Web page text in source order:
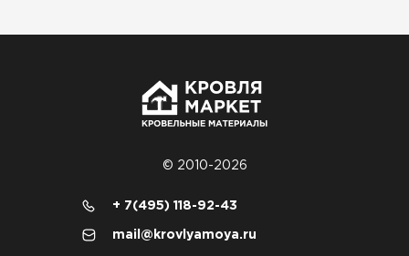
© 2010-2026
+ 7(495) 118-92-43
mail@krovlyamoya.ru
Софиты
ПЕРЕЙТИ